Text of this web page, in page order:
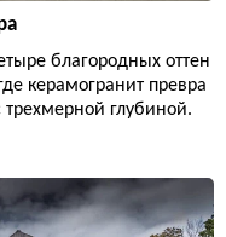
благородных оттен
керамогранит превра
глубиной.